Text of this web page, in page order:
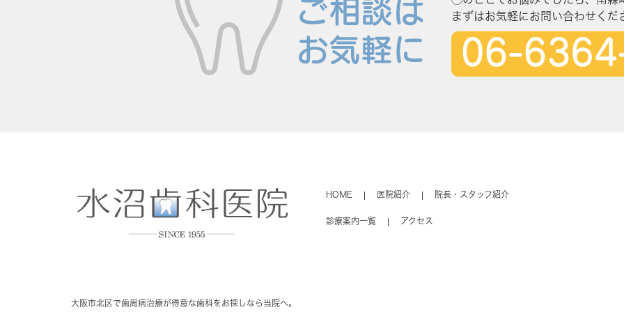
まずはお気軽にお問い合わせくだ
HOME 医院紹介 院長・スタッフ紹介
診療案内一覧 アクセス
大阪市北区で歯周病治療が得意な歯科をお探しなら当院へ。